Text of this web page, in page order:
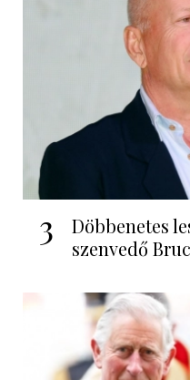
3
Döbbenetes
szenvedő